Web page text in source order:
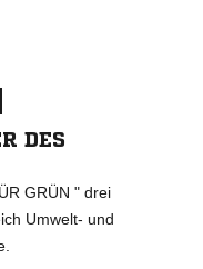
DES
GRÜN " drei
Umwelt- und